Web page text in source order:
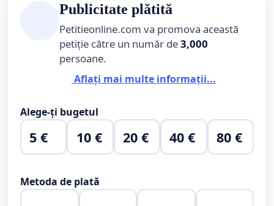
Publicitate plătită
Petitieonline.com va promova această
petiție către un număr de3,000
persoane.
Aflați mai multe informații...
Alege-ți bugetul
5 € 10 € 20 € 40 € 80 €
Metoda de plată